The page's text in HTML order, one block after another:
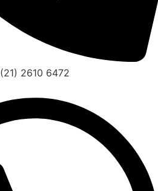
(21) 2610 6472